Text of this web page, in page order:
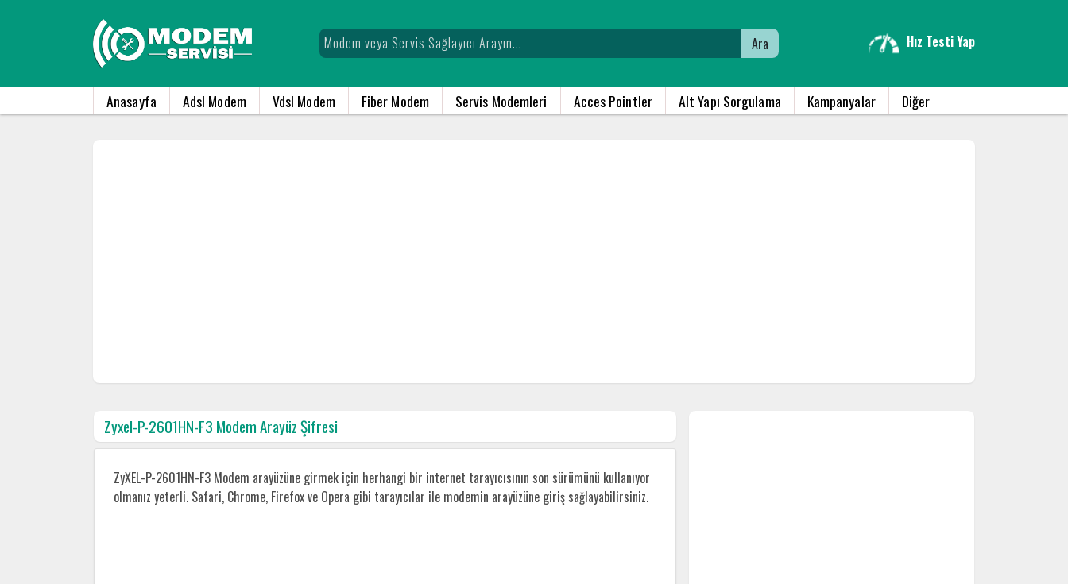
Ara Hız Testi Yap
Anasayfa Adsl Modem Vdsl Modem Fiber Modem Servis Modemleri Acces Pointler Alt Yapı Sorgulama Kampanyalar Diğer
Zyxel-P-2601HN-F3 Modem Arayüz Şifresi
ZyXEL-P-2601HN-F3 Modem arayüzüne girmek için herhangi bir internet tarayıcısının son sürümünü kullanıyor
olmanız yeterli. Safari, Chrome, Firefox ve Opera gibi tarayıcılar ile modemin arayüzüne giriş sağlayabilirsiniz.